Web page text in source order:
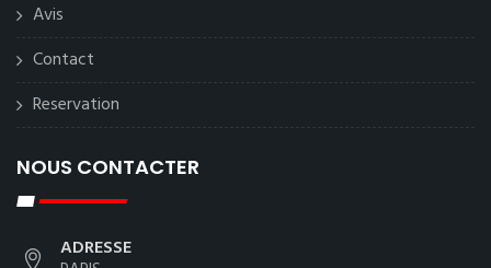
Avis
Contact
Reservation
NOUS CONTACTER
ADRESSE